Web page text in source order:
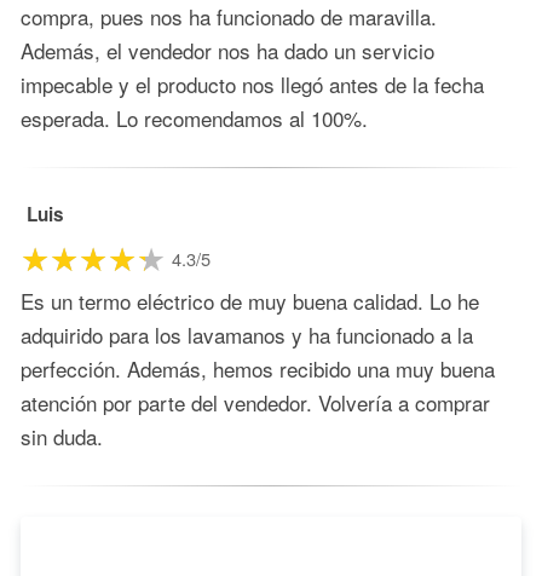
compra, pues nos ha funcionado de maravilla.
Además, el vendedor nos ha dado un servicio
impecable y el producto nos llegó antes de la fecha
esperada. Lo recomendamos al 100%.
Luis
4.3/5
Es un termo eléctrico de muy buena calidad. Lo he
adquirido para los lavamanos y ha funcionado a la
perfección. Además, hemos recibido una muy buena
atención por parte del vendedor. Volvería a comprar
sin duda.